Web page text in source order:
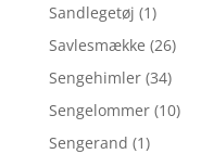
Sandlegetøj (1)
Savlesmække (26)
Sengehimler (34)
Sengelommer (10)
Sengerand (1)